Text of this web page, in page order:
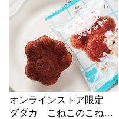
オンラインストア限定
ダダカ こねこのこねこ